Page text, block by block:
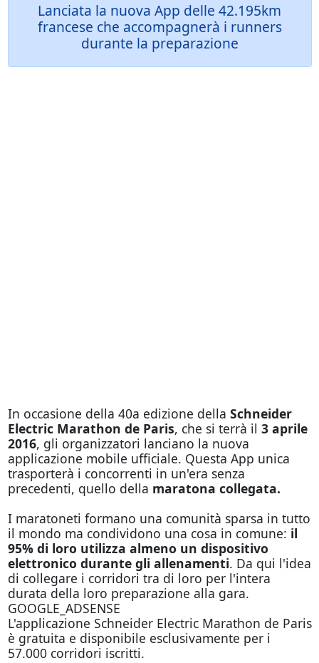
Lanciata la nuova App delle 42.195km
francese che accompagnerà i runners
durante la preparazione
In occasione della 40a edizione della Schneider
Electric Marathon de Paris, che si terrà il 3 aprile
2016, gli organizzatori lanciano la nuova
applicazione mobile ufficiale. Questa App unica
trasporterà i concorrenti in un'era senza
precedenti, quello della maratona collegata.
I maratoneti formano una comunità sparsa in tutto
il mondo ma condividono una cosa in comune: il
95% di loro utilizza almeno un dispositivo
elettronico durante gli allenamenti. Da qui l'idea
di collegare i corridori tra di loro per l'intera
durata della loro preparazione alla gara.
GOOGLE_ADSENSE
L'applicazione Schneider Electric Marathon de Paris
è gratuita e disponibile esclusivamente per i
57.000 corridori iscritti.